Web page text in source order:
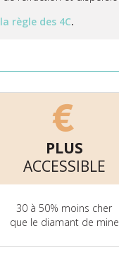
la règle des 4C.
PLUS
ACCESSIBLE
30 à 50% moins cher
que le diamant de mine